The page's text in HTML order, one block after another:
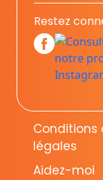
Restez
légales
Aidez-moi